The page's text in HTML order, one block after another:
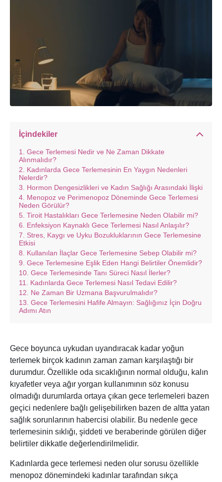
İçindekiler
Gece Terlemesi Nedir ve Ne Zaman Dikkate
Alınmalıdır?
Kadınlarda Gece Terlemesinin En Yaygın Nedenleri
Nelerdir?
Hormon Dengesizlikleri ve Kadın Sağlığı Arasındaki İlişki
Menopoz ve Perimenopoz Döneminde Gece Terlemesi
Neden Görülür?
Tiroit Hastalıkları Gece Terlemesine Neden Olabilir mi?
Enfeksiyon Kaynaklı Gece Terlemesi Nasıl Anlaşılır?
Stres, Kaygı ve Uyku Bozukluklarının Gece Terlemesine
Etkisi
Kullanılan İlaçlar Gece Terlemesine Sebep Olabilir mi?
Gece Terlemesine Eşlik Eden Hangi Belirtiler Önemlidir?
Gece Terlemesinde Tanı Süreci Nasıl İlerler?
Kadınlarda Gece Terlemesi Nasıl Tedavi Edilir?
Ne Zaman Bir Uzmana Başvurulmalıdır?
Gece Terlemesini Hafife Almayın: Sağlığınız İçin Doğru
Adımı Atın
Gece boyunca uykudan uyandıracak kadar yoğun
terlemek birçok kadının zaman zaman karşılaştığı bir
durumdur. Özellikle oda sıcaklığının normal olduğu, kalın
kıyafetler veya ağır yorgan kullanımının söz konusu
olmadığı durumlarda ortaya çıkan gece terlemeleri bazen
geçici nedenlere bağlı gelişebilirken bazen de altta yatan
sağlık sorunlarının habercisi olabilir. Bu nedenle gece
terlemesinin sıklığı, şiddeti ve beraberinde görülen diğer
belirtiler dikkatle değerlendirilmelidir.
Kadınlarda gece terlemesi neden olur sorusu özellikle
menopoz dönemindeki kadınlar tarafından sıkça